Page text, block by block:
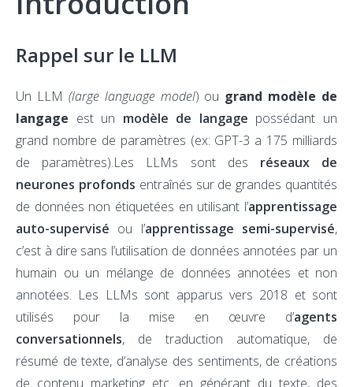
Rappel sur le LLM
Un LLM (large language model) ou grand modèle de
langage est un modèle de langage possédant un
grand nombre de paramètres (ex: GPT-3 a 175 milliards
de paramètres).Les LLMs sont des réseaux de
neurones profonds entraînés sur de grandes quantités
de données non étiquetées en utilisant l’apprentissage
auto-supervisé ou l’apprentissage semi-supervisé,
c’est à dire sans l’utilisation de données annotées par un
humain ou un mélange de données annotées et non
annotées. Les LLMs sont apparus vers 2018 et sont
utilisés pour la mise en œuvre d’agents
conversationnels, de traduction automatique, de
résumé de texte, d’analyse des sentiments, de créations
de contenu marketing etc. en générant du texte, des